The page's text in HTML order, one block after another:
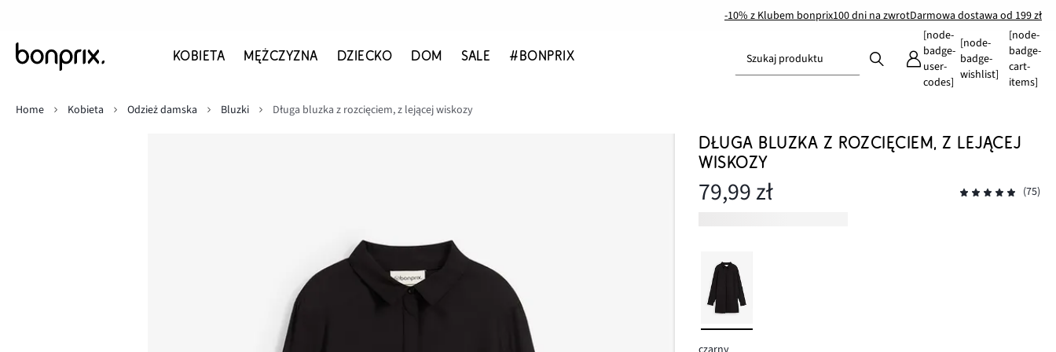
-10% z Klubem bonprix100 dni na zwrotDarmowa dostawa od 199 zł
KOBIETA MĘŻCZYZNA DZIECKO DOM SALE #BONPRIX Szukaj produktu
[node-
badge-
user-
codes]
[node-
badge-
wishlist]
[node-
badge-
cart-
items]
Home
Kobieta Odzież damska Bluzki Długa bluzka z rozcięciem, z lejącej wiskozy
DŁUGA BLUZKA Z ROZCIĘCIEM, Z LEJĄCEJ
WISKOZY
79,99 zł (75)